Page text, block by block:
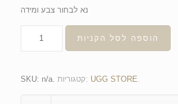
נא לבחור צבע ומידה
הוספה לסל הקניות
SKU: n/a. קטגוריות: UGG STORE